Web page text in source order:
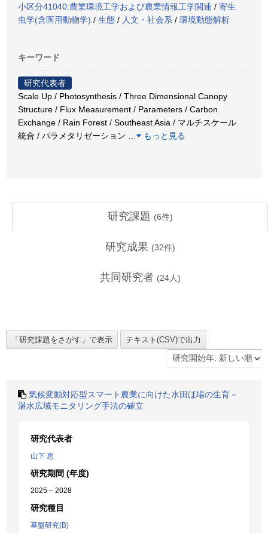
小区分41040:農業環境工学および農業情報工学関連 / 寄生
虫学(含医用動物学) / 生態 / 人文・社会系 / 環境動態解析
キーワード
研究代表者
Scale Up / Photosynthesis / Three Dimensional Canopy
Structure / Flux Measurement / Parameters / Carbon
Exchange / Rain Forest / Southeast Asia / マルチスケール
統合 / パラメタリゼーション
もっと見る
研究課題 (6件)
研究成果 (32件)
共同研究者 (24人)
気候変動対応型スマート農業に向けた水田ほ場の生育－
湛水広域モニタリング手法の確立
研究代表者
山下 恵
研究期間 (年度)
2025 – 2028
研究種目
基盤研究(B)